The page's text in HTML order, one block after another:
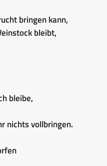
bringen kann,
bleibt,
bleibe,
nichts vollbringen.